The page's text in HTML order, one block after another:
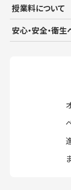
授業料について
安心・安全・衛